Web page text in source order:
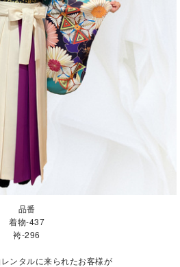
品番
着物-437
袴-296
ンタルに来られたお客様が